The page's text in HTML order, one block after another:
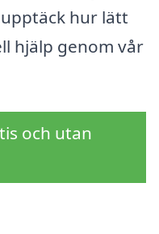
hur lätt
hjälp genom vår
och utan